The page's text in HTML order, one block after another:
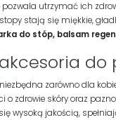
utrzymać ich
stają się miękkie,
do stóp, balsam
do
zarówno dla
o zdrowie skóry oraz
wysoką jakością,